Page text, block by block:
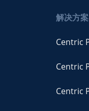
解决方案
Centric
Centric
Centric